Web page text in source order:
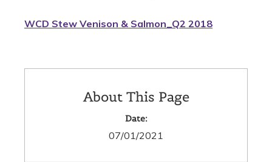
WCD Stew Venison & Salmon_Q2 2018
About This Page
Date:
07/01/2021